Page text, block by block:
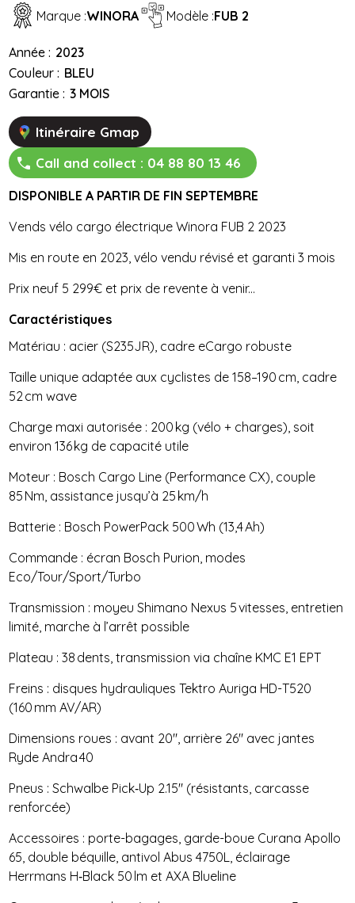
Marque :WINORA Modèle :FUB 2
Année : 2023
Couleur : BLEU
Garantie : 3 MOIS
Itinéraire Gmap
Call and collect : 04 88 80 13 46
DISPONIBLE A PARTIR DE FIN SEPTEMBRE
Vends vélo cargo électrique Winora FUB 2 2023
Mis en route en 2023, vélo vendu révisé et garanti 3 mois
Prix neuf 5 299€ et prix de revente à venir...
Caractéristiques
Matériau : acier (S235JR), cadre eCargo robuste
Taille unique adaptée aux cyclistes de 158–190 cm, cadre
52 cm wave
Charge maxi autorisée : 200 kg (vélo + charges), soit
environ 136 kg de capacité utile
Moteur : Bosch Cargo Line (Performance CX), couple
85 Nm, assistance jusqu’à 25 km/h
Batterie : Bosch PowerPack 500 Wh (13,4 Ah)
Commande : écran Bosch Purion, modes
Eco/Tour/Sport/Turbo
Transmission : moyeu Shimano Nexus 5 vitesses, entretien
limité, marche à l’arrêt possible
Plateau : 38 dents, transmission via chaîne KMC E1 EPT
Freins : disques hydrauliques Tektro Auriga HD-T520
(160 mm AV/AR)
Dimensions roues : avant 20″, arrière 26″ avec jantes
Ryde Andra 40
Pneus : Schwalbe Pick‑Up 2.15″ (résistants, carcasse
renforcée)
Accessoires : porte-bagages, garde-boue Curana Apollo
65, double béquille, antivol Abus 4750L, éclairage
Herrmans H‑Black 50 lm et AXA Blueline